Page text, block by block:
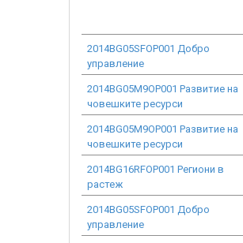
2014BG05SFOP001 Добро
управление
2014BG05M9OP001 Развитие на
човешките ресурси
2014BG05M9OP001 Развитие на
човешките ресурси
2014BG16RFOP001 Региони в
растеж
2014BG05SFOP001 Добро
управление